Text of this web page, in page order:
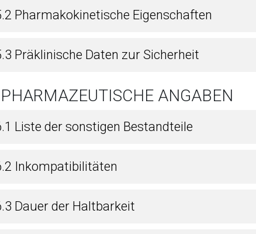
Pharmakokinetische Eigenschaften
Präklinische Daten zur Sicherheit
ANGABEN
Liste der sonstigen Bestandteile
Inkompatibilitäten
Dauer der Haltbarkeit